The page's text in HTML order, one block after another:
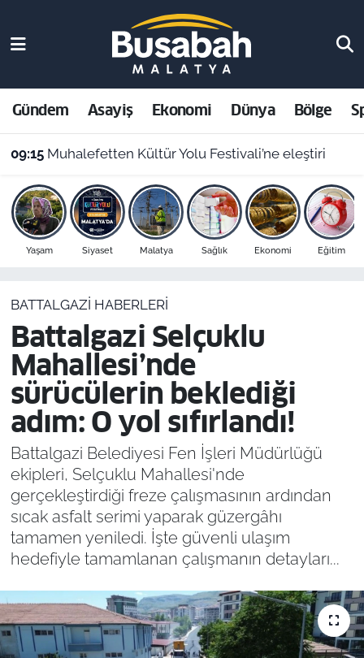
Gündem Asayiş Ekonomi Dünya Bölge
09:15 Muhalefetten Kültür Yolu Festivali’ne eleştiri
Yaşam Siyaset Malatya Sağlık Ekonomi Eğitim
BATTALGAZI HABERLERI
Battalgazi Selçuklu
Mahallesi’nde
sürücülerin beklediği
adım: O yol sıfırlandı!
Battalgazi Belediyesi Fen İşleri Müdürlüğü
ekipleri, Selçuklu Mahallesi'nde
gerçekleştirdiği freze çalışmasının ardından
sıcak asfalt serimi yaparak güzergâhı
tamamen yeniledi. İşte güvenli ulaşım
hedefiyle tamamlanan çalışmanın detayları...
Asayiş
Ekonomi
Dünya
Bölge
Resmi İlanlar
Malatya Nöbetçi Eczaneler
Malatya Hava Durumu
Malatya Namaz Vakitleri
Malatya Trafik Yoğunluk Haritası
Süper Lig Puan Durumu ve Fikstür
Son Dakika Haberleri
Haber Arşivi